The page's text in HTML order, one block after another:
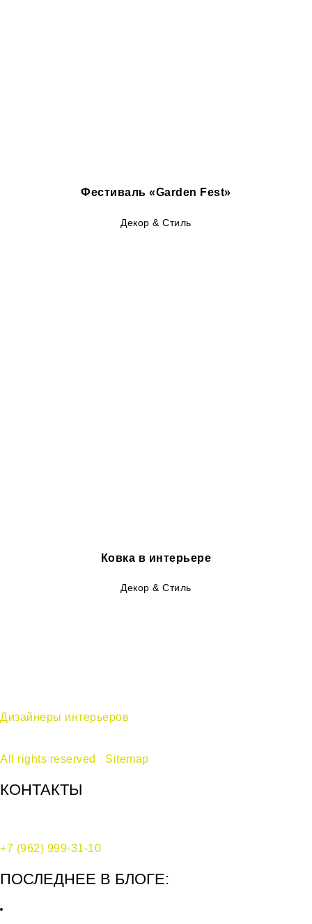
Фестиваль «Garden Fest»
Декор & Стиль
Ковка в интерьере
Декор & Стиль
Дизайнеры интерьеров
All rights reserved
Sitemap
КОНТАКТЫ
+7 (962) 999-31-10
ПОСЛЕДНЕЕ В БЛОГЕ: